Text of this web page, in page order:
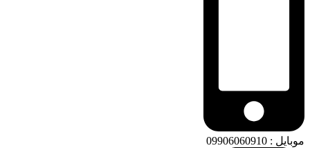
موبایل : 09906060910